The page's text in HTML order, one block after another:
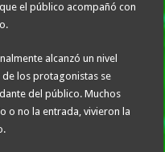
el público acompañó con
alcanzó un nivel
los protagonistas se
del público. Muchos
o no la entrada, vivieron la